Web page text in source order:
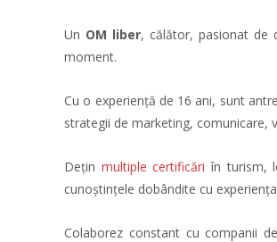
Un OM liber, călător, pasionat de
moment.
Cu o experiență de 16 ani, sunt
strategii de marketing, comunicare,
Dețin multiple certificări în turism,
cunoștințele dobândite cu
Colaborez constant cu companii